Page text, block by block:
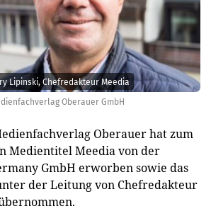
Oberauer GmbH
Lipinski, Chefredakteur Meedia
Oberauer hat zum
Medientitel Meedia von der
GmbH erworben sowie das
der Leitung von Chefredakteur